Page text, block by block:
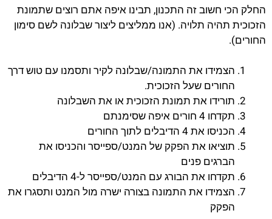
החלק הכי חשוב זה התכנון, תבינו איפה אתם רוצים שתמונת
הזכוכית תהיה תלויה. (אנו ממליצים ליצור שבלונה לשם סימון
החורים).
הצמידו את התמונה/שבלונה לקיר ותסמנו עם טוש דרך
החורים שעל הזכוכית.
תורידו את תמונת הזכוכית או את השבלונה
תקדחו 4 חורים איפה שסימנתם
הכניסו את 4 הדיבלים לתוך החורים
תוציאו את הפקק של המנט/ספייסר והכניסו את
הברגים פנים
תקדחו את הבורג עם המנט/ספייסר ל-4 הדיבלים
הצמידו את התמונה בצורה ישרה מול המנט ותסגרו את
הפקק